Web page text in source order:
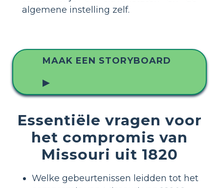
algemene instelling zelf.
MAAK EEN STORYBOARD
▶
Essentiële vragen voor
het compromis van
Missouri uit 1820
Welke gebeurtenissen leidden tot het